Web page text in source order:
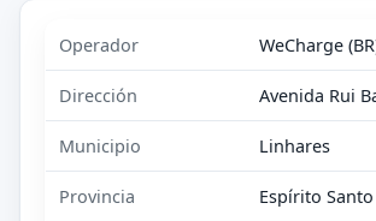
Operador WeCharge
Dirección Avenida Rui
Municipio Linhares
Provincia Espírito Santo